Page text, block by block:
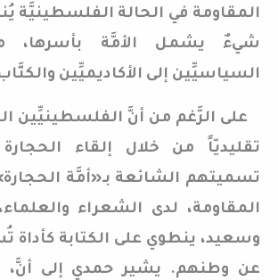
المقاومة في الحالة الفلسطينيَّة
شيءٌ يشمل الأمَّة بأسرها،
السياسيِّين إلى الأكاديميِّين والكتَّاب
على الرَّغم من أنَّ الفلسطينيِّين
تقليديّاً من خلال إلقاء
تسميتهم الشائعة بـ«أمَّة
المقاومة، لدى الشعراء
وسعيد، ينطوي على الكتابة كأداة
عن وطنهم. يشير حمدي إلى أنَّ،